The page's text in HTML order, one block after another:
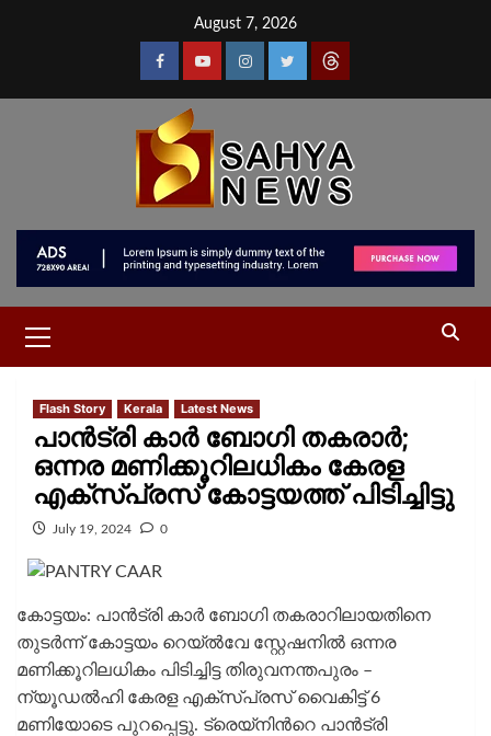
August 7, 2026
Flash Story Kerala Latest News
പാൻട്രി കാർ ബോഗി തകരാർ;
ഒന്നര മണിക്കൂറിലധികം കേരള
എക്സ്പ്രസ് കോട്ടയത്ത് പിടിച്ചിട്ടു
July 19, 2024 0
കോട്ടയം: പാൻട്രി കാർ ബോഗി തകരാറിലായതിനെ
തുടർന്ന് കോട്ടയം റെയ്ൽവേ സ്റ്റേഷനിൽ ഒന്നര
മണിക്കൂറിലധികം പിടിച്ചിട്ട തിരുവനന്തപുരം –
ന്യൂഡൽഹി കേരള എക്സ്പ്രസ് വൈകിട്ട് 6
മണിയോടെ പുറപ്പെട്ടു. ട്രെയ്നിന്‍റെ പാന്‍ട്രി